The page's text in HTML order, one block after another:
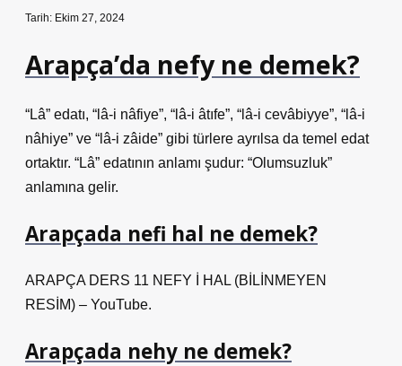
Tarih: Ekim 27, 2024
Arapça’da nefy ne demek?
“Lâ” edatı, “lâ-i nâfiye”, “lâ-i âtıfe”, “lâ-i cevâbiyye”, “lâ-i
nâhiye” ve “lâ-i zâide” gibi türlere ayrılsa da temel edat
ortaktır. “Lâ” edatının anlamı şudur: “Olumsuzluk”
anlamına gelir.
Arapçada nefi hal ne demek?
ARAPÇA DERS 11 NEFY İ HAL (BİLİNMEYEN
RESİM) – YouTube.
Arapçada nehy ne demek?